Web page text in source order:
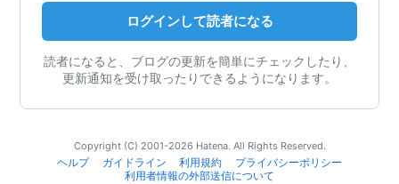
ログインして読者になる
読者になると、ブログの更新を簡単にチェックしたり、
更新通知を受け取ったりできるようになります。
Copyright (C) 2001-2026 Hatena. All Rights Reserved.
ヘルプ
ガイドライン 利用規約
プライバシーポリシー
利用者情報の外部送信について